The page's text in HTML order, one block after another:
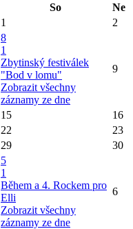
So
Ne
1 2
8
1
Zbytinský festiválek
"Bod v lomu"
Zobrazit všechny
záznamy ze dne
9
15
16
22
23
29 30
5
1
Během a 4. Rockem pro
Elli
Zobrazit všechny
záznamy ze dne
6